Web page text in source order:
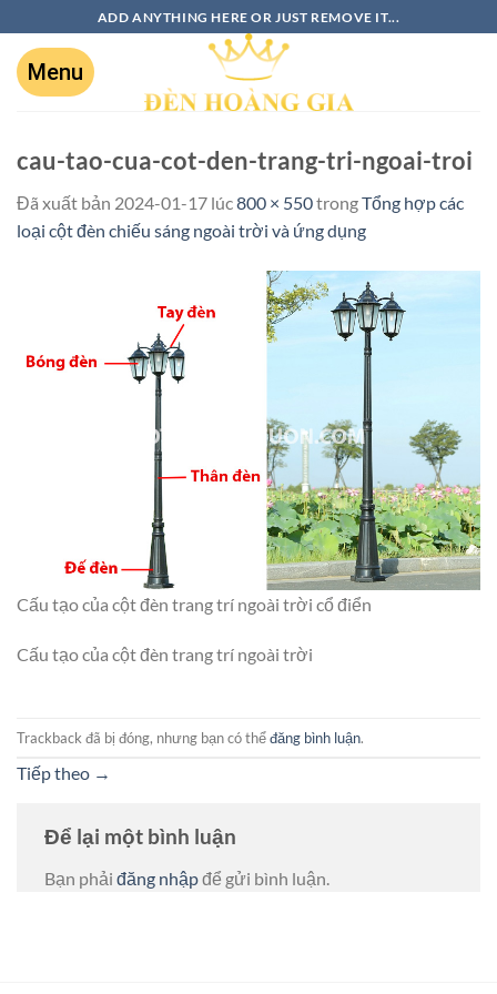
ADD ANYTHING HERE OR JUST REMOVE IT...
cau-tao-cua-cot-den-trang-tri-ngoai-troi
Đã xuất bản 2024-01-17 lúc800 × 550trongTổng hợp các
loại cột đèn chiếu sáng ngoài trời và ứng dụng
Cấu tạo của cột đèn trang trí ngoài trời cổ điển
Cấu tạo của cột đèn trang trí ngoài trời
Trackback đã bị đóng, nhưng bạn có thểđăng bình luận.
Tiếp theo →
Để lại một bình luận
Bạn phải đăng nhậpđể gửi bình luận.